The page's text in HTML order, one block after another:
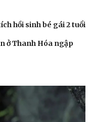
hồi sinh bé gái 2 tuổi
ở Thanh Hóa ngập